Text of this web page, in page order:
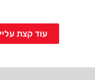
עוד קצת עליי